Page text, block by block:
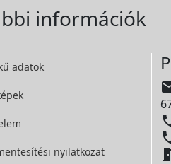
információk
adatok
nyilatkozat